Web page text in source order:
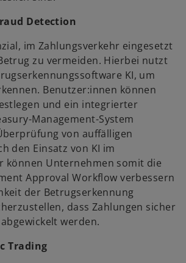
Detection
im Zahlungsverkehr eingesetzt
zu vermeiden. Hierbei nutzt
KI, um
Benutzer:innen können
und ein integrierter
Management-System
von auffälligen
den Einsatz von KI im
können Unternehmen somit die
Approval Workflow verbessern
der Betrugserkennung
dass Zahlungen sicher
werden.
Trading